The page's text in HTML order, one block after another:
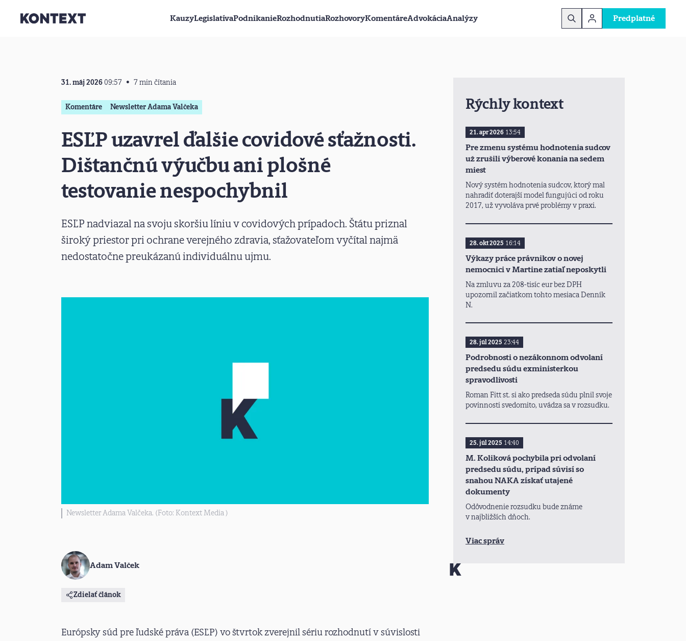
KauzyLegislatívaPodnikanieRozhodnutiaRozhovoryKomentáreAdvokáciaAnalýzy Predplatné
31. máj 202609:57 7 min čítania
Komentáre Newsletter Adama Valčeka
ESĽP uzavrel ďalšie covidové sťažnosti.
Dištančnú výučbu ani plošné
testovanie nespochybnil
ESĽP nadviazal na svoju skoršiu líniu v covidových prípadoch. Štátu priznal
široký priestor pri ochrane verejného zdravia, sťažovateľom vyčítal najmä
nedostatočne preukázanú individuálnu ujmu.
Newsletter Adama Valčeka. (Foto: Kontext Media )
Adam Valček
Zdielať článok
Európsky súd pre ľudské práva (ESĽP) vo štvrtok zverejnil sériu rozhodnutí v súvislosti
Rýchly kontext
21. apr 2026 13:54
Pre zmenu systému hodnotenia sudcov
už zrušili výberové konania na sedem
miest
Nový systém hodnotenia sudcov, ktorý mal
nahradiť doterajší model fungujúci od roku
2017, už vyvoláva prvé problémy v praxi.
28. okt 2025 16:14
Výkazy práce právnikov o novej
nemocnici v Martine zatiaľ neposkytli
Na zmluvu za 208-tisíc eur bez DPH
upozornil začiatkom tohto mesiaca Denník
N.
28. júl 2025 23:44
Podrobnosti o nezákonnom odvolaní
predsedu súdu exministerkou
spravodlivosti
Roman Fitt st. si ako predseda súdu plnil svoje
povinnosti svedomito, uvádza sa v rozsudku.
25. júl 2025 14:40
M. Koliková pochybila pri odvolaní
predsedu súdu, prípad súvisí so
snahou NAKA získať utajené
dokumenty
Odôvodnenie rozsudku bude známe
v najbližších dňoch.
Viac správ